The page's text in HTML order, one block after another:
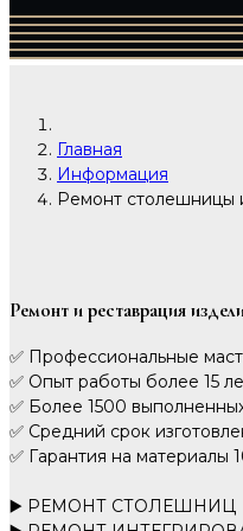
Главная
Информация
Ремонт столешницы
Ремонт и реставрация
✅ Профессиональные
✅ Опыт работы более 15
✅ Более 1500
✅ Средний срок
✅ Гарантия на материалы
▶️ РЕМОНТ СТОЛЕШНИЦ